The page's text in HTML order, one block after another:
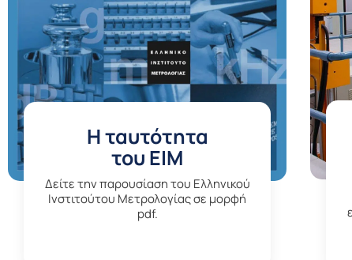
H ταυτότητα
του ΕΙΜ
Δείτε την παρουσίαση του Ελληνικού
Ινστιτούτου Μετρολογίας σε μορφή
pdf.